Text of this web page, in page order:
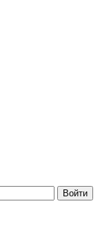
Войти